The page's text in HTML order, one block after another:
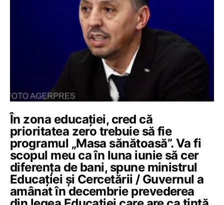
În zona educației, cred că
prioritatea zero trebuie să fie
programul „Masa sănătoasă”. Va fi
scopul meu ca în luna iunie să cer
diferența de bani, spune ministrul
Educației și Cercetării / Guvernul a
amânat în decembrie prevederea